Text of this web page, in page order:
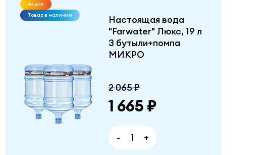
Акция
Товар в наличии
Настоящая вода
"Farwater" Люкс, 19 л
3 бутыли+помпа
МИКРО
2 065 ₽
1 665 ₽
- +